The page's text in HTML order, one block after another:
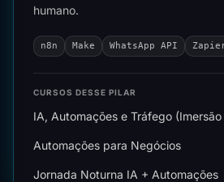
humano.
n8n Make WhatsApp API
CURSOS DESSE PILAR
IA, Automações e Tráfego
Automações para Negócios
Jornada Noturna IA + Automações